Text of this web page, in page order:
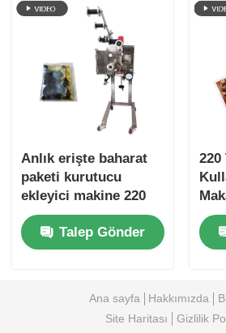
Anlık erişte baharat
paketi kurutucu
ekleyici makine 220
torba/dakikada
Talep Gönder
220
Ana sayfa Hakkımızda
Site Haritası
Gizlilik